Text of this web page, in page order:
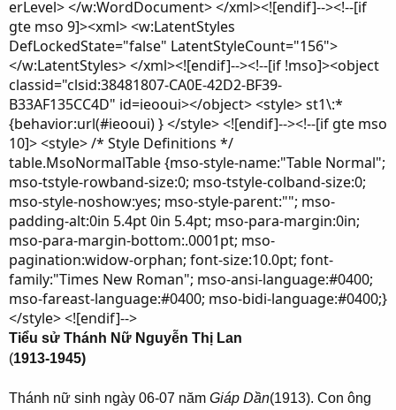
erLevel> </w:WordDocument> </xml><![endif]--><!--[if
gte mso 9]><xml> <w:LatentStyles
DefLockedState="false" LatentStyleCount="156">
</w:LatentStyles> </xml><![endif]--><!--[if !mso]><object
classid="clsid:38481807-CA0E-42D2-BF39-
B33AF135CC4D" id=ieooui></object> <style> st1\:*
{behavior:url(#ieooui) } </style> <![endif]--><!--[if gte mso
10]> <style> /* Style Definitions */
table.MsoNormalTable {mso-style-name:"Table Normal";
mso-tstyle-rowband-size:0; mso-tstyle-colband-size:0;
mso-style-noshow:yes; mso-style-parent:""; mso-
padding-alt:0in 5.4pt 0in 5.4pt; mso-para-margin:0in;
mso-para-margin-bottom:.0001pt; mso-
pagination:widow-orphan; font-size:10.0pt; font-
family:"Times New Roman"; mso-ansi-language:#0400;
mso-fareast-language:#0400; mso-bidi-language:#0400;}
</style> <![endif]-->
Tiểu sử Thánh Nữ Nguyễn Thị Lan
(1913-1945)
Thánh nữ sinh ngày 06-07 năm Giáp Dần(1913). Con ông